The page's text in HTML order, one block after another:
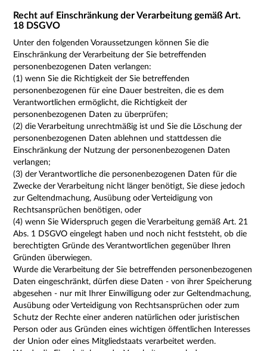
Recht auf Einschränkung der Verarbeitung gemäß Art.
18 DSGVO
Unter den folgenden Voraussetzungen können Sie die
Einschränkung der Verarbeitung der Sie betreffenden
personenbezogenen Daten verlangen:
(1) wenn Sie die Richtigkeit der Sie betreffenden
personenbezogenen für eine Dauer bestreiten, die es dem
Verantwortlichen ermöglicht, die Richtigkeit der
personenbezogenen Daten zu überprüfen;
(2) die Verarbeitung unrechtmäßig ist und Sie die Löschung der
personenbezogenen Daten ablehnen und stattdessen die
Einschränkung der Nutzung der personenbezogenen Daten
verlangen;
(3) der Verantwortliche die personenbezogenen Daten für die
Zwecke der Verarbeitung nicht länger benötigt, Sie diese jedoch
zur Geltendmachung, Ausübung oder Verteidigung von
Rechtsansprüchen benötigen, oder
(4) wenn Sie Widerspruch gegen die Verarbeitung gemäß Art. 21
Abs. 1 DSGVO eingelegt haben und noch nicht feststeht, ob die
berechtigten Gründe des Verantwortlichen gegenüber Ihren
Gründen überwiegen.
Wurde die Verarbeitung der Sie betreffenden personenbezogenen
Daten eingeschränkt, dürfen diese Daten - von ihrer Speicherung
abgesehen - nur mit Ihrer Einwilligung oder zur Geltendmachung,
Ausübung oder Verteidigung von Rechtsansprüchen oder zum
Schutz der Rechte einer anderen natürlichen oder juristischen
Person oder aus Gründen eines wichtigen öffentlichen Interesses
der Union oder eines Mitgliedstaats verarbeitet werden.